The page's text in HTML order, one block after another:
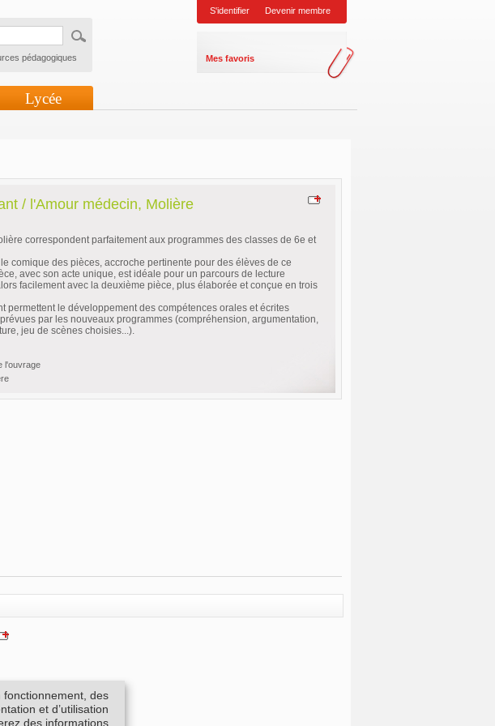
pédagogiques
S'identifier Devenir membre
Mes favoris
Lycée
/ l'Amour médecin, Molière
correspondent parfaitement aux programmes des classes de 6e et
le comique des pièces, accroche pertinente pour des élèves de ce
avec son acte unique, est idéale pour un parcours de lecture
facilement avec la deuxième pièce, plus élaborée et conçue en trois
permettent le développement des compétences orales et écrites
par les nouveaux programmes (compréhension, argumentation,
jeu de scènes choisies...).
l'ouvrage
fonctionnement, des
et d’utilisation
des informations